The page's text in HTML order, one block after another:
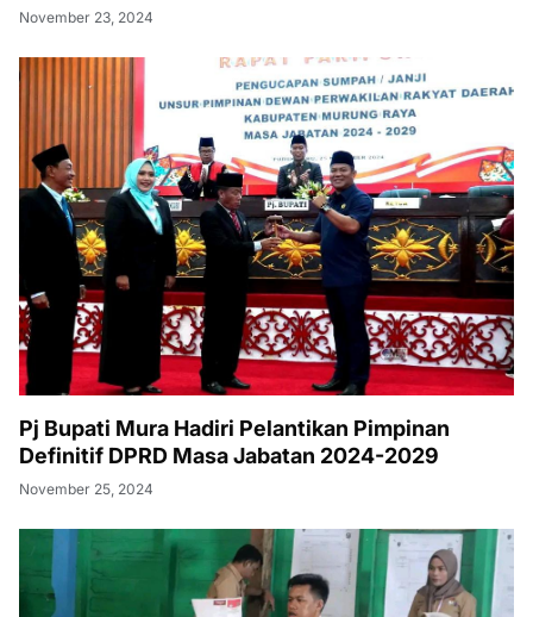
November 23, 2024
Pj Bupati Mura Hadiri Pelantikan Pimpinan
Definitif DPRD Masa Jabatan 2024-2029
November 25, 2024